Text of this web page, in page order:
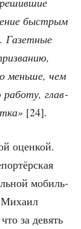
быст­рым
Газет­ные
мень­ше, чем
рабо­ту, глав­
[24].
оцен­кой.
мобиль­
Миха­ил
что за девять